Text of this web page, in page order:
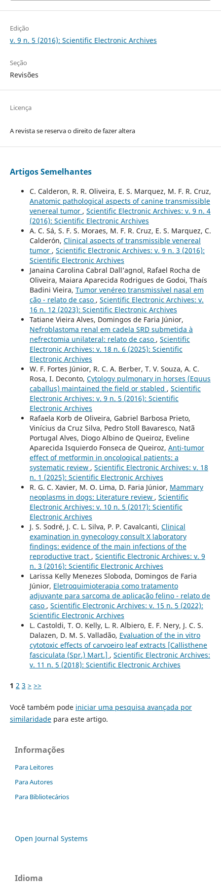
Edição
v. 9 n. 5 (2016): Scientific Electronic Archives
Seção
Revisões
Licença
A revista se reserva o direito de fazer altera
Artigos Semelhantes
C. Calderon, R. R. Oliveira, E. S. Marquez, M. F. R. Cruz,
Anatomic pathological aspects of canine transmissible
venereal tumor , Scientific Electronic Archives: v. 9 n. 4
(2016): Scientific Electronic Archives
A. C. Sá, S. F. S. Moraes, M. F. R. Cruz, E. S. Marquez, C.
Calderón, Clinical aspects of transmissible venereal
tumor , Scientific Electronic Archives: v. 9 n. 3 (2016):
Scientific Electronic Archives
Janaina Carolina Cabral Dall’agnol, Rafael Rocha de
Oliveira, Maiara Aparecida Rodrigues de Godoi, Thaís
Badini Vieira, Tumor venéreo transmissível nasal em
cão - relato de caso , Scientific Electronic Archives: v.
16 n. 12 (2023): Scientific Electronic Archives
Tatiane Vieira Alves, Domingos de Faria Júnior,
Nefroblastoma renal em cadela SRD submetida à
nefrectomia unilateral: relato de caso , Scientific
Electronic Archives: v. 18 n. 6 (2025): Scientific
Electronic Archives
W. F. Fortes Júnior, R. C. A. Berber, T. V. Souza, A. C.
Rosa, I. Deconto, Cytology pulmonary in horses (Equus
caballus) maintained the field or stabled , Scientific
Electronic Archives: v. 9 n. 5 (2016): Scientific
Electronic Archives
Rafaela Korb de Oliveira, Gabriel Barbosa Prieto,
Vinícius da Cruz Silva, Pedro Stoll Bavaresco, Natã
Portugal Alves, Diogo Albino de Queiroz, Eveline
Aparecida Isquierdo Fonseca de Queiroz, Anti-tumor
effect of metformin in oncological patients: a
systematic review , Scientific Electronic Archives: v. 18
n. 1 (2025): Scientific Electronic Archives
R. G. C. Xavier, M. O. Lima, D. Faria Júnior, Mammary
neoplasms in dogs: Literature review , Scientific
Electronic Archives: v. 10 n. 5 (2017): Scientific
Electronic Archives
J. S. Sodré, J. C. L. Silva, P. P. Cavalcanti, Clinical
examination in gynecology consult X laboratory
findings: evidence of the main infections of the
reproductive tract , Scientific Electronic Archives: v. 9
n. 3 (2016): Scientific Electronic Archives
Larissa Kelly Menezes Sloboda, Domingos de Faria
Júnior, Eletroquimioterapia como tratamento
adjuvante para sarcoma de aplicação felino - relato de
caso , Scientific Electronic Archives: v. 15 n. 5 (2022):
Scientific Electronic Archives
L. Castoldi, T. O. Kelly, L. R. Albiero, E. F. Nery, J. C. S.
Dalazen, D. M. S. Valladão, Evaluation of the in vitro
cytotoxic effects of carvoeiro leaf extracts [Callisthene
fasciculata (Spr.) Mart.] , Scientific Electronic Archives:
v. 11 n. 5 (2018): Scientific Electronic Archives
1 2 3 > >>
Você também pode iniciar uma pesquisa avançada por
similaridadepara este artigo.
Informações
Para Leitores
Para Autores
Para Bibliotecários
Open Journal Systems
Idioma